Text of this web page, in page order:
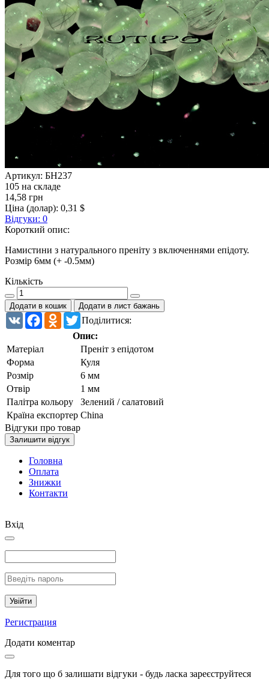
Артикул: БН237
105 на складе
14,58 грн
Ціна (долар): 0,31 $
Відгуки: 0
Короткий опис:
Намистини з натурального преніту з включеннями епідоту.
Розмір 6мм (+ -0.5мм)
Кількість
Додати в кошик Додати в лист бажань
Поділитися:
VK FacebookOdnoklassniki
Twitter
Опис:
Матеріал
Преніт з епідотом
Форма
Куля
Розмір
6 мм
Отвір
1 мм
Палітра кольору
Зелений / салатовий
Країна експортер China
Відгуки про товар
Залишити відгук
Головна
Оплата
Знижки
Контакти
Вхід
Увійти
Регистрация
Додати коментар
Для того що б залишати відгуки - будь ласка зареєструйтеся